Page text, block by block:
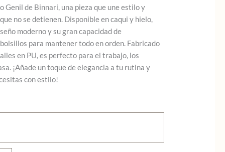
Genil de Binnari, una pieza que une estilo y
no se detienen. Disponible en caqui y hielo,
moderno y su gran capacidad de
para mantener todo en orden. Fabricado
en PU, es perfecto para el trabajo, los
¡Añade un toque de elegancia a tu rutina y
con estilo!